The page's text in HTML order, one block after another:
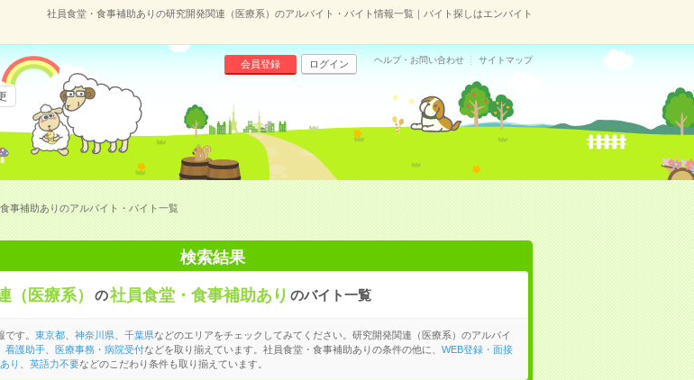
社員食堂・食事補助ありの研究開発関連（医療系）のアルバイト・バイト情報一覧｜バイト探しはエンバイト
会員登録 ログイン ヘルプ・お問い合わせ サイトマップ
事補助ありのアルバイト・バイト一覧
検索結果
（医療系） の社員食堂・食事補助あり のバイト一覧
す。 東京都、 神奈川県、 千葉県などのエリアをチェックしてみてください。研究開発関連（医療系）のアルバイ
看護助手、 医療事務・病院受付などを取り揃えています。社員食堂・食事補助ありの条件の他に、 WEB登録・面接
り 英語力不要などのこだわり条件も取り揃えています。